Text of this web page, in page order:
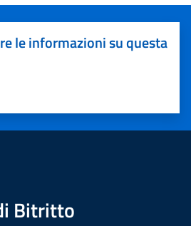
le informazioni su questa
stelle su 5
su 5
su 5
Bitritto